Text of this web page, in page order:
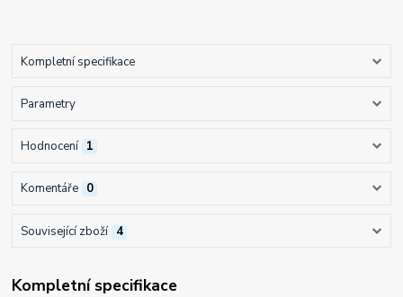
Kompletní specifikace
Parametry
Hodnocení 1
Komentáře 0
Související zboží 4
Kompletní specifikace